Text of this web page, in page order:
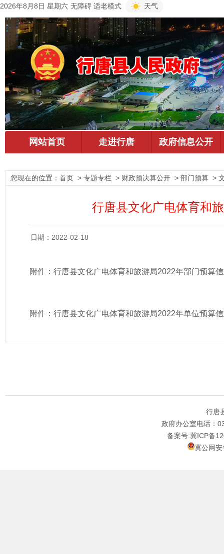
2026年8月8日 星期六 无障碍 适老模式 天气
您现在的位置： 首页 > 专题专栏 > 财政预决算公开 > 部门预算 >
行唐县文化广电体育和
日期：2022-02-18
附件： 行唐县文化广电体育和旅游局2022年部门预算
附件： 行唐县文化广电体育和旅游局2022年单位预算